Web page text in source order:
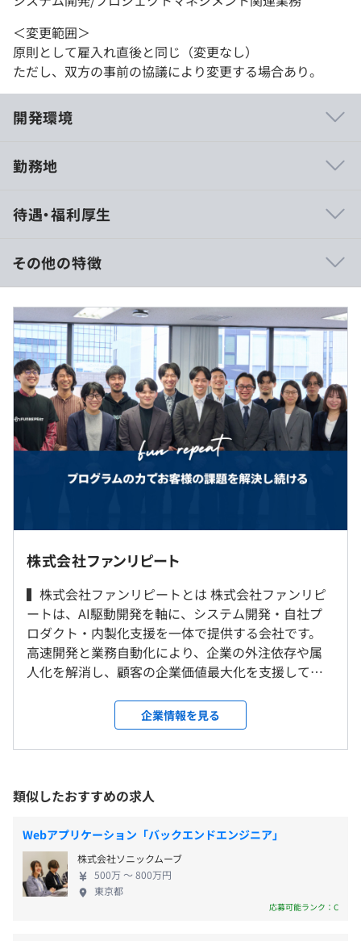
＜変更範囲＞
原則として雇入れ直後と同じ（変更なし）
ただし、双方の事前の協議により変更する場合あり。
開発環境
・もくもく会
・社内AIハッカソン大会
■ 一案件から、グループ全体へ広がった取引①（コンサ
ル/ PM / 横展開）
①一つのMS案件から、複数領域のエージェント開発へ
入口はMicrosoft領域の一案件。グループ傘下の関連企業
で、Copilot Studioを用いた会議運営エージェント（会議
の文字起こしからToDoを自動抽出する仕組み）を、設計
書からinstructions本文まで作り込み、SharePointの情報
設計・ライセンス・権限設計まで技術検証した。さらに小
ージェントを開発している。
②MS領域から、AI駆動開発の伴走支援へ
MS領域での信頼をきっかけに、今度はグループ内の別会
社で「AI駆動開発の伴走支援」へと案件が横に広がった。
PL補佐として、開発プロセスとタスク管理インフラの構
築、AI実践ノウハウの共有、経理業務自動化PoCのアプロ
ーチ指導までを担当している。
★この案件の魅力
「Microsoftの導入支援」と「AI駆動開発そのものの伴
の醍醐味だ。
■ スタートアップのパートナーから、異業種の2案件へ
②（コンサル/ PM / 横展開・縦深化）
①契約管理から、業務システム全体の構築へ
勤務地
転勤なし
＜雇入時＞
原則として上記事業所または自宅。
ただし、入社後1週間は上記事業所（出社）。
＜変更範囲＞
会社が指定する別の場所にて臨時的に就業する場合を除
ただし、双方の事前の協議により変更する場合あり。
▍アクセス
都営新宿線「小川町」より徒歩2分
東京メトロ丸ノ内線「淡路町」より徒歩3分
東京メトロ銀座線・JR各線「神田」より徒歩5〜7分
待遇・福利厚生
▍給与内訳
月給：約41.7万〜（固定残業代を含む）※経験・スキルを
考慮
基本給：360,600円～
定額残業等手当：時間外手当20時間分、56,400円～（超
過分は別途支給）
※定額残業等手当は、残業（法定時間内・法定時間外）手
当、休日労働手当、深夜労働手当のいずれにも充当できる
ものとする。すべて法定時間外労働（25%割り増しの残
業）に充当した場合は、20時間分に相当。
10:00-19:00
休憩時間：13:00-14:00（60分）
平均残業時間：平均10-20時間／月
・ 完全週休2日制（土日）
・ 有給休暇（入社後6ヶ月後から10日付与）
・ 産前産後 / 育児休暇あり
その他の特徴
株式会社ファンリピート
▍株式会社ファンリピートとは 株式会社ファンリピ
ートは、AI駆動開発を軸に、システム開発・自社プ
ロダクト・内製化支援を一体で提供する会社です。
高速開発と業務自動化により、企業の外注依存や属
人化を解消し、顧客の企業価値最大化を支援してい
企業情報を見る
類似したおすすめの求人
Webアプリケーション「バックエンドエンジニア」
株式会社ソニックムーブ
500万 〜 800万円
東京都
応募可能ランク：C